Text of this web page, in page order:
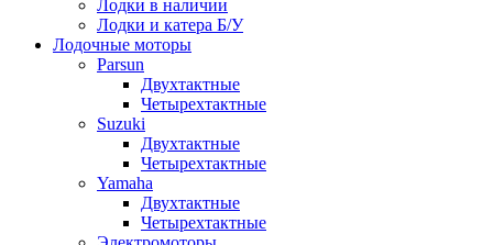
Лодки в наличии
Лодки и катера Б/У
Лодочные моторы
Parsun
Двухтактные
Четырехтактные
Suzuki
Двухтактные
Четырехтактные
Yamaha
Двухтактные
Четырехтактные